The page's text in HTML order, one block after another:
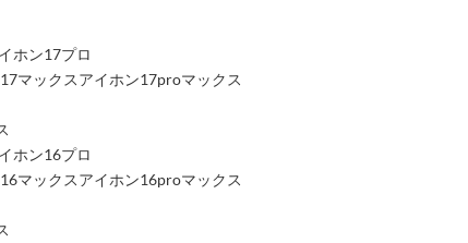
ホン17プロ
マックスアイホン17proマックス
ホン16プロ
マックスアイホン16proマックス